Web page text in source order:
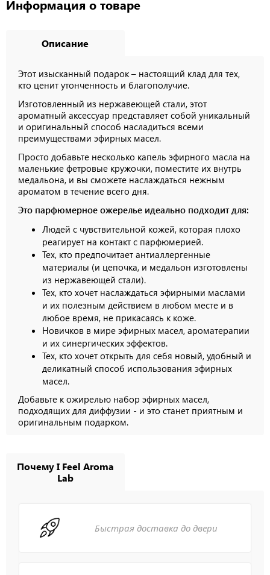
Информация о товаре
Описание
Этот изысканный подарок – настоящий клад для тех,
кто ценит утонченность и благополучие.
Изготовленный из нержавеющей стали, этот
ароматный аксессуар представляет собой уникальный
и оригинальный способ насладиться всеми
преимуществами эфирных масел.
Просто добавьте несколько капель эфирного масла на
маленькие фетровые кружочки, поместите их внутрь
медальона, и вы сможете наслаждаться нежным
ароматом в течение всего дня.
Это парфюмерное ожерелье идеально подходит для:
Людей с чувствительной кожей, которая плохо
реагирует на контакт с парфюмерией.
Тех, кто предпочитает антиаллергенные
материалы (и цепочка, и медальон изготовлены
из нержавеющей стали).
Тех, кто хочет наслаждаться эфирными маслами
и их полезным действием в любом месте и в
любое время, не прикасаясь к коже.
Новичков в мире эфирных масел, ароматерапии
и их синергических эффектов.
Тех, кто хочет открыть для себя новый, удобный и
деликатный способ использования эфирных
масел.
Добавьте к ожирелью набор эфирных масел,
подходящих для диффузии - и это станет приятным и
оригинальным подарком.
Почему I Feel Aroma
Lab
Быстрая доставка до двери